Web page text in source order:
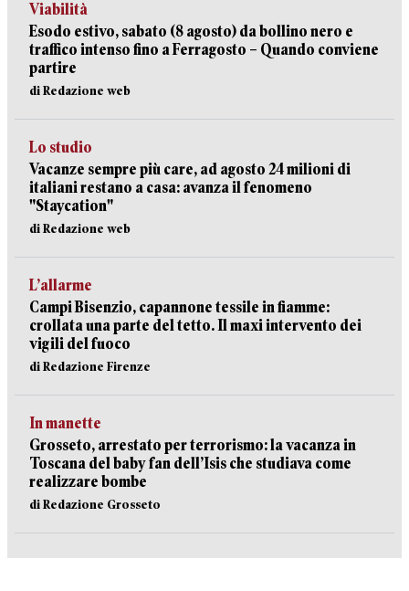
Viabilità
Esodo estivo, sabato (8 agosto) da bollino nero e
traffico intenso fino a Ferragosto – Quando conviene
partire
di Redazione web
Lo studio
Vacanze sempre più care, ad agosto 24 milioni di
italiani restano a casa: avanza il fenomeno
"Staycation"
di Redazione web
L’allarme
Campi Bisenzio, capannone tessile in fiamme:
crollata una parte del tetto. Il maxi intervento dei
vigili del fuoco
di Redazione Firenze
In manette
Grosseto, arrestato per terrorismo: la vacanza in
Toscana del baby fan dell’Isis che studiava come
realizzare bombe
di Redazione Grosseto